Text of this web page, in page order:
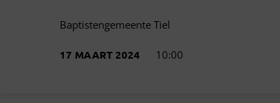
Baptistengemeente Tiel
17 MAART 2024 10:00